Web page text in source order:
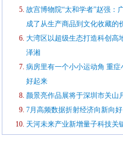
故宫博物院“太和学者”赵强：
成了从生产商品到文化收藏的
大湾区以超级生态打造科创
泽湘
病房里有一个小小运动角 重症
好起来
颜景亮作品展将于深圳市关山
7月高频数据折射经济向新向好
天河未来产业新增量子科技关